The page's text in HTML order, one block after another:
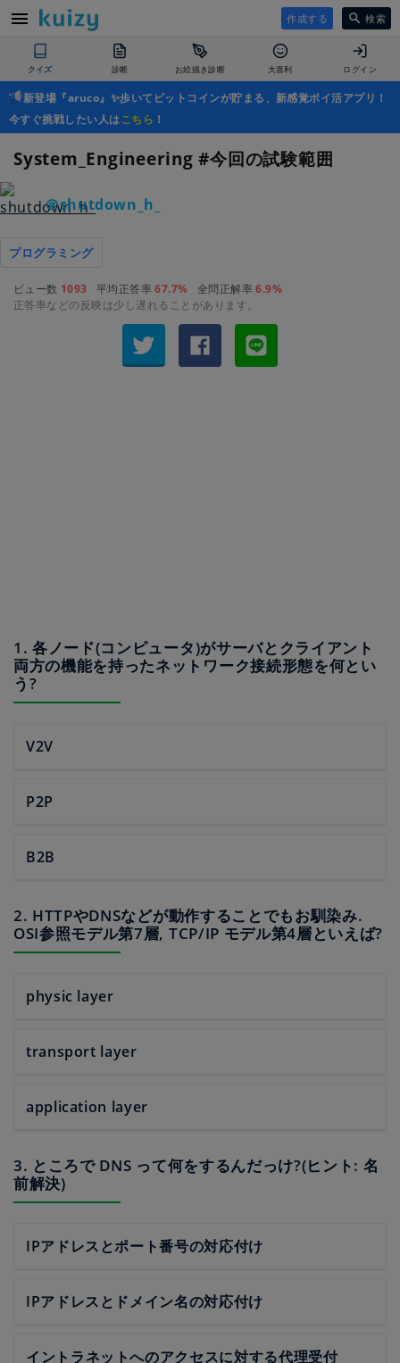
作成する 検索
クイズ 診断 お絵描き診断 大喜利 ログイン
新登場『aruco』✨歩いてビットコインが貯まる、新感覚ポイ活アプリ！
今すぐ挑戦したい人はこちら ！
System_Engineering #今回の試験範囲
＠shutdown_h_
プログラミング
ビュー数 1093 平均正答率67.7% 全問正解率6.9%
正答率などの反映は少し遅れることがあります。
1. 各ノード(コンピュータ)がサーバとクライアント
両方の機能を持ったネットワーク接続形態を何とい
う?
V2V
P2P
B2B
2. HTTPやDNSなどが動作することでもお馴染み.
OSI参照モデル第7層, TCP/IP モデル第4層といえば?
physic layer
transport layer
application layer
3. ところで DNS って何をするんだっけ?(ヒント: 名
前解決)
IPアドレスとポート番号の対応付け
IPアドレスとドメイン名の対応付け
イントラネットへのアクセスに対する代理受付